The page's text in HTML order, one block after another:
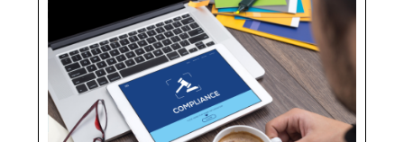
dirección y hay personas que lideran.
La diferencia no está en el cargo ni en
la antigüedad, sino en un conjunto de
competencias que se pueden
aprender, practicar y medir. Si te
preguntas qué separa a un directivo...